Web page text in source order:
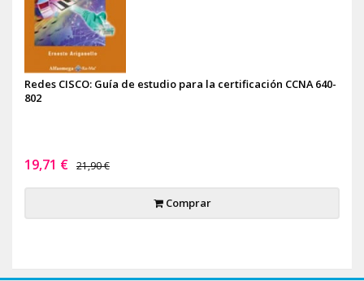
Redes CISCO: Guía de estudio para la certificación CCNA 640-
802
19,71 € 21,90 €
Comprar